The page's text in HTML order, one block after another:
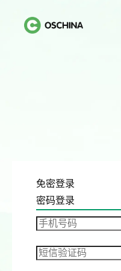
免密登录
密码登录